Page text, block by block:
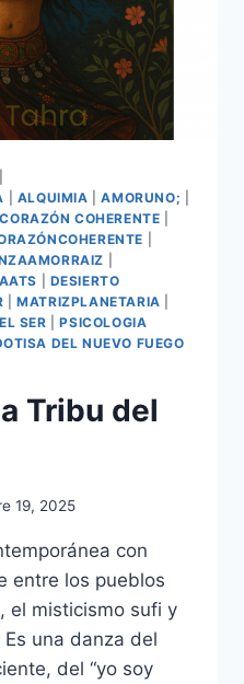
ALQUIMIA |AMORUNO;
CORAZÓN COHERENTE
DESIERTO
|MATRIZPLANETARIA
SER |PSICOLOGIA
DEL NUEVO FUEGO
Tribu del
19, 2025
con
entre los pueblos
el misticismo sufi y
una danza del
del “yo soy